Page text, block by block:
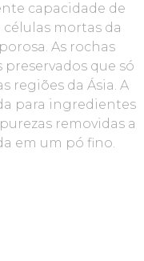
capacidade de
células mortas da
As rochas
preservados que só
regiões da Ásia. A
para ingredientes
removidas a
em um pó fino.